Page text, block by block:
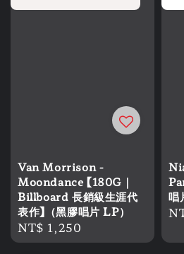
Van Morrison -
Moondance 【180G｜
Billboard 長銷級生涯代
表作】（黑膠唱片 LP）
Regular
price
NT$ 1,250
唱